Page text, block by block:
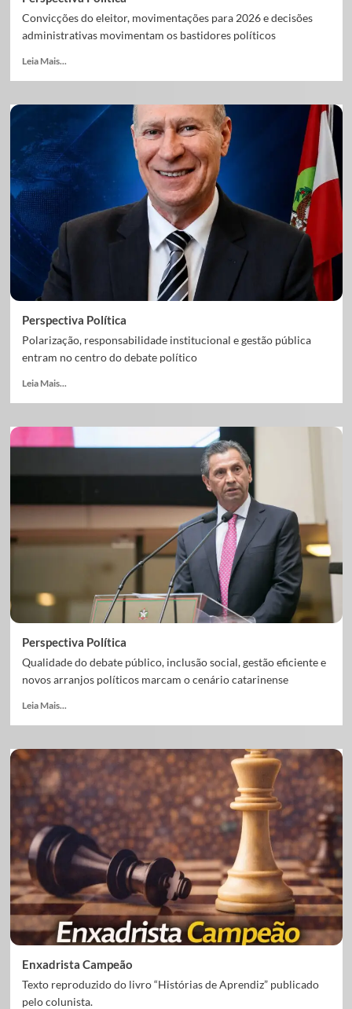
Convicções do eleitor, movimentações para 2026 e decisões
administrativas movimentam os bastidores políticos
Leia Mais...
Perspectiva Política
Polarização, responsabilidade institucional e gestão pública
entram no centro do debate político
Leia Mais...
Perspectiva Política
Qualidade do debate público, inclusão social, gestão eficiente e
novos arranjos políticos marcam o cenário catarinense
Leia Mais...
Enxadrista Campeão
Texto reproduzido do livro “Histórias de Aprendiz” publicado
pelo colunista.